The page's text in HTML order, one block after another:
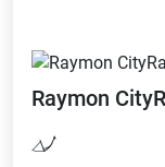
Raymon